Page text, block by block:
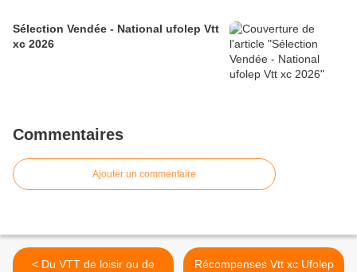
Sélection Vendée - National ufolep Vtt
xc 2026
Commentaires
Ajouter un commentaire
< Du VTT de loisir ou de
Récompenses Vtt xc Ufolep